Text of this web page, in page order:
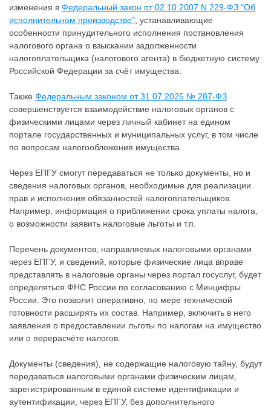
изменения в Федеральный закон от 02.10.2007 N 229-ФЗ "Об
исполнительном производстве" , устанавливающие
особенности принудительного исполнения постановления
налогового органа о взыскании задолженности
налогоплательщика (налогового агента) в бюджетную систему
Российской Федерации за счёт имущества.
Также Федеральным законом от 31.07.2025 № 287-ФЗ
совершенствуется взаимодействие налоговых органов с
физическими лицами через личный кабинет на едином
портале государственных и муниципальных услуг, в том числе
по вопросам налогообложения имущества.
Через ЕПГУ смогут передаваться не только документы, но и
сведения налоговых органов, необходимые для реализации
прав и исполнения обязанностей налогоплательщиков.
Например, информация о приближении срока уплаты налога,
о возможности заявить налоговые льготы и т.п.
Перечень документов, направляемых налоговыми органами
через ЕПГУ, и сведений, которые физические лица вправе
представлять в налоговые органы через портал госуслуг, будет
определяться ФНС России по согласованию с Минцифры
России. Это позволит оперативно, по мере технической
готовности расширять их состав. Например, включить в него
заявления о предоставлении льготы по налогам на имущество
или о перерасчёте налогов.
Документы (сведения), не содержащие налоговую тайну, будут
передаваться налоговыми органами физическим лицам,
зарегистрированным в единой системе идентификации и
аутентификации, через ЕПГУ, без дополнительного